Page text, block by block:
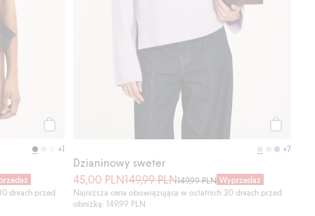
+1
dniach przed
+7
Dzianinowy sweter
45,00 PLN149,99 PLN149,99 PLN Wyprzedaż
Najniższa cena obowiązująca w ostatnich 30 dniach przed
obniżką: 149,99 PLN